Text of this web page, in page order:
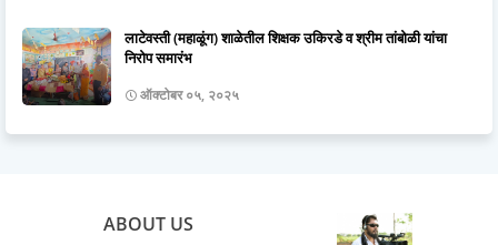
लाटेवस्ती (महाळूंग) शाळेतील शिक्षक उकिरडे व श्रीम तांबोळी यांचा
निरोप समारंभ
ऑक्टोबर ०५, २०२५
ABOUT US